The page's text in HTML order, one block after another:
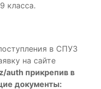
класса.
в СПУЗ
на сайте
auth прикрепив в
документы: